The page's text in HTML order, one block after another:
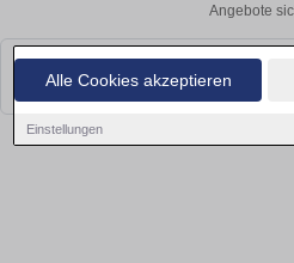
Alle Cookies akzeptieren
Einstellungen
Angebote
Leider konnten wir derzeit keine
bald wieder vorbei!